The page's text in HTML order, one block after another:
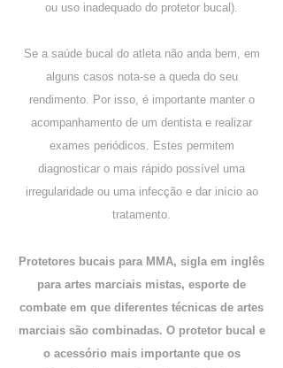
ou uso inadequado do protetor bucal).
​Se a saúde bucal do atleta não anda bem, em
alguns casos nota-se a queda do seu
rendimento. Por isso, é importante manter o
acompanhamento de um dentista e realizar
exames periódicos. Estes permitem
diagnosticar o mais rápido possível uma
irregularidade ou uma infecção e dar início ao
tratamento.
Protetores bucais para MMA, sigla em inglês
para artes marciais mistas, esporte de
combate em que diferentes técnicas de artes
marciais são combinadas. O protetor bucal e
o acessório mais importante que os